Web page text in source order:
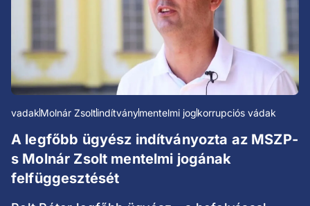
vadakMolnár Zsoltindítványmentelmi jogkorrupciós vádak
A legfőbb ügyész indítványozta az MSZP-
s Molnár Zsolt mentelmi jogának
felfüggesztését